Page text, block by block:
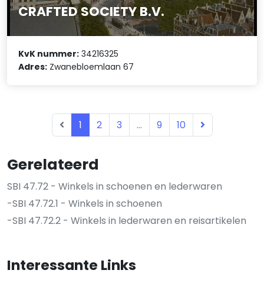
Gerelateerd
SBI 47.72 - Winkels in schoenen en lederwaren
-SBI 47.72.1 - Winkels in schoenen
-SBI 47.72.2 - Winkels in lederwaren en reisartikelen
Interessante Links
CRAFTED SOCIETY B.V.
KvK nummer: 34216325
Adres: Zwanebloemlaan 67
1 2 3 ... 9 10